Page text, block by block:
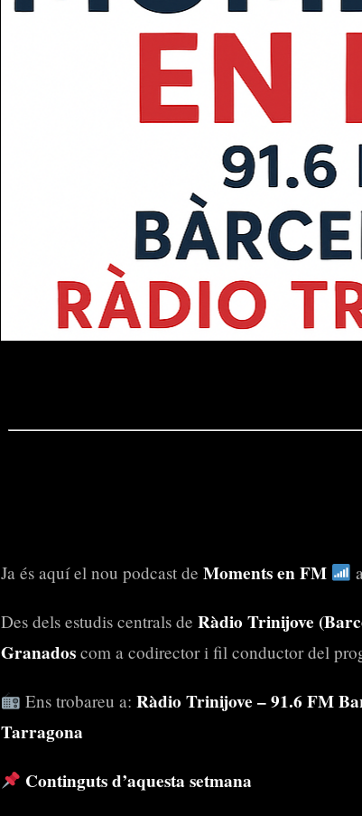
Ja és aquí el nou podcast de Moments en FM
Des dels estudis centrals de Ràdio Trinijove
Granados com a codirector i fil conductor del
Ens trobareu a: Ràdio Trinijove – 91.6 FM
Tarragona
Continguts d’aquesta setmana